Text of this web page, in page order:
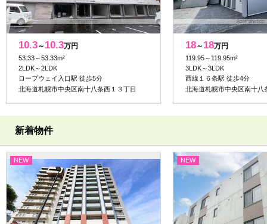
10.3～ 10.3万円
53.33～53.33m²
2LDK～2LDK
ロープウェイ入口駅 徒歩5分
北海道札幌市中央区南十八条西１３丁目
18～ 18万円
119.95～119.95m²
3LDK～3LDK
西線１６条駅 徒歩4分
北海道札幌市中央区南十八
新着物件
NEW NEW